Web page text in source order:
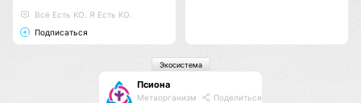
Всё Есть КО. Я Есть КО.
Подписаться
Псиона
Метаорганизм Поделиться
Экосистема